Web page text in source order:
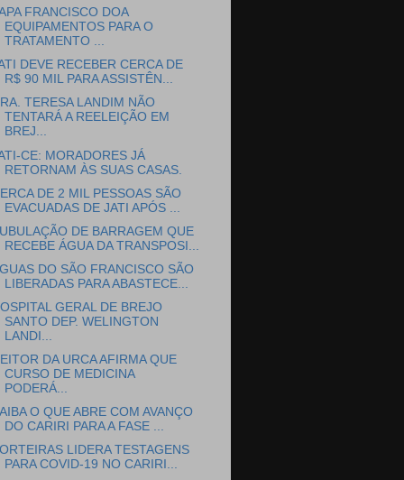
FRANCISCO DOA
EQUIPAMENTOS PARA O
TRATAMENTO ...
DEVE RECEBER CERCA DE
R$ 90 MIL PARA ASSISTÊN...
TERESA LANDIM NÃO
TENTARÁ A REELEIÇÃO EM
BREJ...
CE: MORADORES JÁ
RETORNAM ÀS SUAS CASAS.
DE 2 MIL PESSOAS SÃO
EVACUADAS DE JATI APÓS ...
DE BARRAGEM QUE
RECEBE ÁGUA DA TRANSPOSI...
DO SÃO FRANCISCO SÃO
LIBERADAS PARA ABASTECE...
GERAL DE BREJO
SANTO DEP. WELINGTON
LANDI...
DA URCA AFIRMA QUE
CURSO DE MEDICINA
PODERÁ...
O QUE ABRE COM AVANÇO
DO CARIRI PARA A FASE ...
LIDERA TESTAGENS
PARA COVID-19 NO CARIRI...